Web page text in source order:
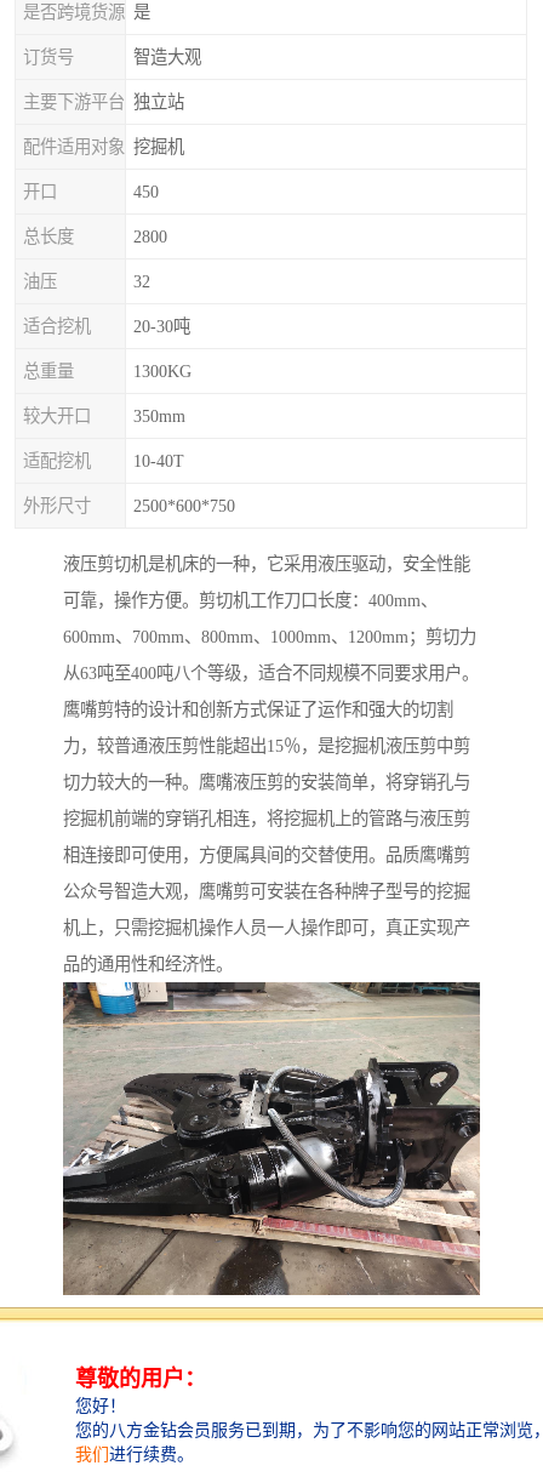
是否跨境货源 是
订货号 智造大观
主要下游平台 独立站
配件适用对象 挖掘机
开口 450
总长度 2800
油压 32
适合挖机 20-30吨
总重量 1300KG
较大开口 350mm
适配挖机 10-40T
外形尺寸 2500*600*750
液压剪切机是机床的一种，它采用液压驱动，安全性能
可靠，操作方便。剪切机工作刀口长度：400mm、
600mm、700mm、800mm、1000mm、1200mm；剪切力
从63吨至400吨八个等级，适合不同规模不同要求用户。
鹰嘴剪特的设计和创新方式保证了运作和强大的切割
力，较普通液压剪性能超出15％，是挖掘机液压剪中剪
切力较大的一种。鹰嘴液压剪的安装简单，将穿销孔与
挖掘机前端的穿销孔相连，将挖掘机上的管路与液压剪
相连接即可使用，方便属具间的交替使用。品质鹰嘴剪
公众号智造大观，鹰嘴剪可安装在各种牌子型号的挖掘
机上，只需挖掘机操作人员一人操作即可，真正实现产
品的通用性和经济性。
以作用与重型废钢废铁，报废汽车，钢构拆解，拆船工
程，桥梁拆解的钢铁剪切。鹰嘴剪智造大观，挥洒自
如，移动方便，速度快效益高，将替代式剪切机，龙门